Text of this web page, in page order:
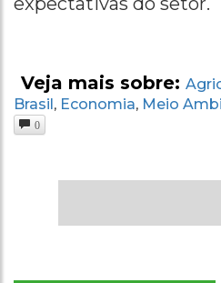
Veja mais sobre:
Brasil, Economia, Meio
0